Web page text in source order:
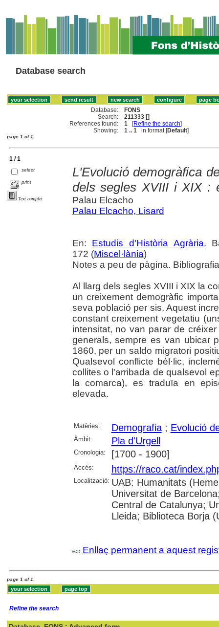
Database search
Database:
FONS
Search:
211333 []
References found:
1 [Refine the search]
Showing:
1 .. 1 in format [Default]
page 1 of 1
1 / 1
select
print
Text complet
L'Evolució demogràfica
dels segles XVIII i XIX :
Palau Elcacho
Palau Elcacho, Lisard
En: Estudis d'Història Agrària.
172 (Miscel·lània)
Notes a peu de pàgina.
Al llarg dels segles XVIII i XIX la
un creixement demogràfic
seva població per sis. Aquest
constant creixement vegetatiu
intensitat, no van parar de
generals, sempre es van ubicar
1860, per un saldo migratori
Qualsevol conflicte bèl·lic,
collites o l'arribada de qualsevol
la comarca), es traduïa en
elevada.
Matèries: Demografia; Evolució
Àmbit: Pla d'Urgell
Cronologia: [1700 - 1900]
Accés: https://raco.cat/
Localització: UAB: Humanitats
Universitat de
Central de Catalunya;
Lleida; Biblioteca Borja
Enllaç permanent a aquest
page 1 of 1
Refine the search